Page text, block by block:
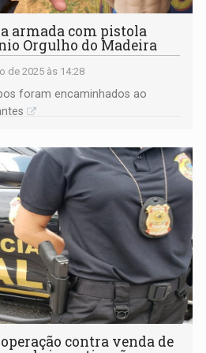
armada com pistola
Orgulho do Madeira
de 2025 às 14:28
foram encaminhados ao
operação contra venda de